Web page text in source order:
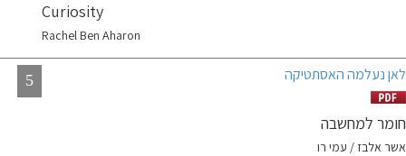
Curiosity
Rachel Ben Aharon
לאן נעלמה האסתטיקה
חומר למחשבה
אשר אלבז / עמי רו
5